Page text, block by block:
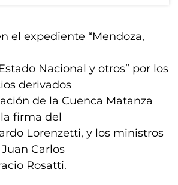
el expediente “Mendoza,
Nacional y otros” por los
derivados
de la Cuenca Matanza
firma del
Lorenzetti, y los ministros
Carlos
Rosatti.